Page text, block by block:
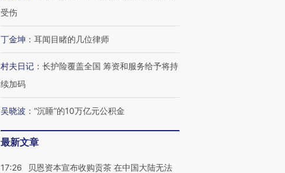
受伤
丁金坤 ： 耳闻目睹的几位律师
村夫日记 ： 长护险覆盖全国 筹资和服务给予将持
续加码
吴晓波 ： “沉睡”的10万亿元公积金
最新文章
17:26
贝恩资本宣布收购贡茶 在中国大陆无法